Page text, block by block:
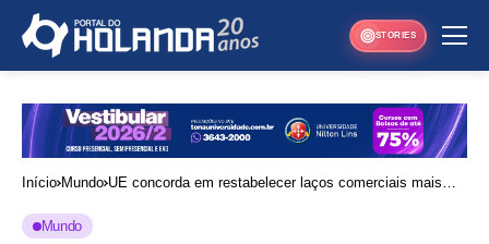
STORIES
Início Mundo UE concorda em restabelecer laços comerciais mais
Mundo